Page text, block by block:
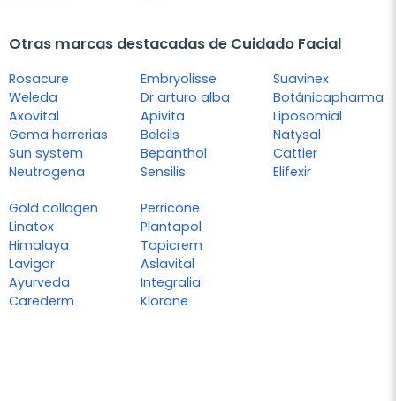
Otras marcas destacadas de Cuidado Facial
Rosacure
Weleda
Axovital
Gema herrerias
Sun system
Neutrogena
Embryolisse
Dr arturo alba
Apivita
Belcils
Bepanthol
Sensilis
Suavinex
Botánicapharma
Liposomial
Natysal
Cattier
Elifexir
Gold collagen
Linatox
Himalaya
Lavigor
Ayurveda
Carederm
Perricone
Plantapol
Topicrem
Aslavital
Integralia
Klorane